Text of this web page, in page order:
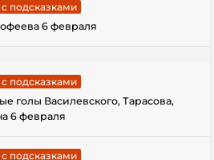
подсказками
6 февраля
подсказками
голы Василевского, Тарасова,
6 февраля
подсказками